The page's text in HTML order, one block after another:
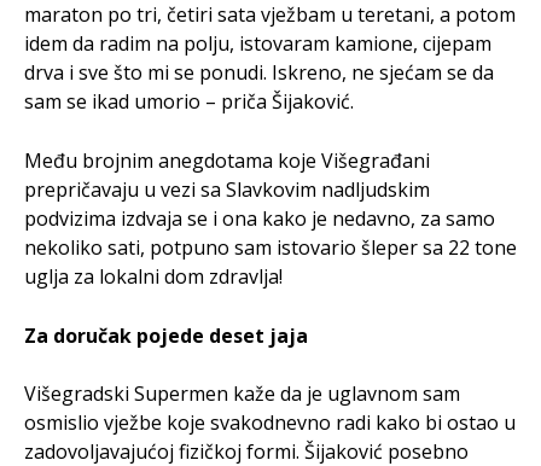
maraton po tri, četiri sata vježbam u teretani, a potom
idem da radim na polju, istovaram kamione, cijepam
drva i sve što mi se ponudi. Iskreno, ne sjećam se da
sam se ikad umorio – priča Šijaković.
Među brojnim anegdotama koje Višegrađani
prepričavaju u vezi sa Slavkovim nadljudskim
podvizima izdvaja se i ona kako je nedavno, za samo
nekoliko sati, potpuno sam istovario šleper sa 22 tone
uglja za lokalni dom zdravlja!
Za doručak pojede deset jaja
Višegradski Supermen kaže da je uglavnom sam
osmislio vježbe koje svakodnevno radi kako bi ostao u
zadovoljavajućoj fizičkoj formi. Šijaković posebno